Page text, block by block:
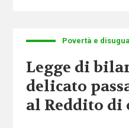
Povertà e
Legge di
delicato
al Reddito